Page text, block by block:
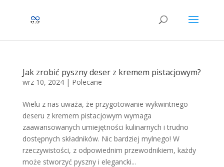
Jak zrobić pyszny deser z kremem pistacjowym?
wrz 10, 2024| Polecane
Wielu z nas uważa, że przygotowanie wykwintnego
deseru z kremem pistacjowym wymaga
zaawansowanych umiejętności kulinarnych i trudno
dostępnych składników. Nic bardziej mylnego! W
rzeczywistości, z odpowiednim przewodnikiem, każdy
może stworzyć pyszny i elegancki...